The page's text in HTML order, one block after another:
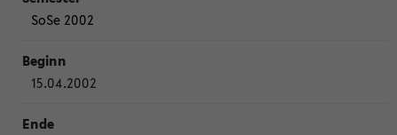
SoSe 2002
15.04.2002